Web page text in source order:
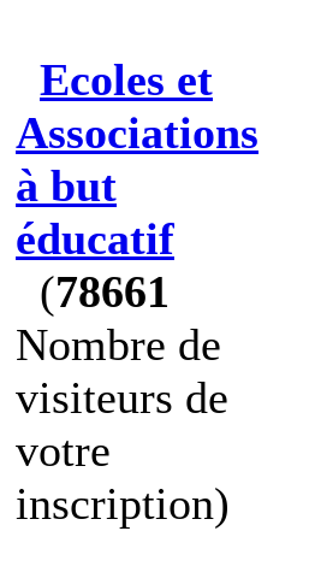
Ecoles et
Associations
à but
éducatif
(78661
Nombre de
visiteurs de
votre
inscription)